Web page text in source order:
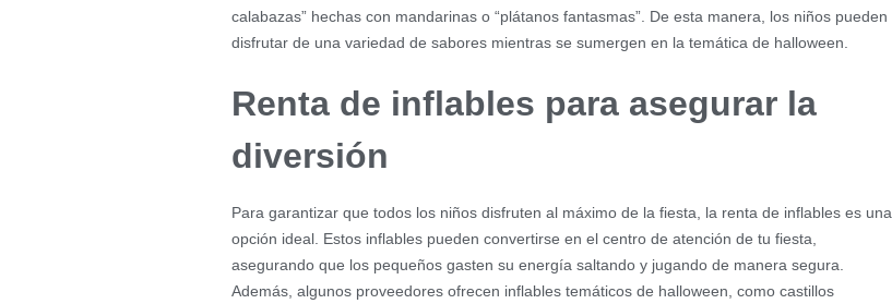
calabazas” hechas con mandarinas o “plátanos fantasmas”. De esta manera, los niños pueden
disfrutar de una variedad de sabores mientras se sumergen en la temática de halloween.
Renta de inflables para asegurar la
diversión
Para garantizar que todos los niños disfruten al máximo de la fiesta, la renta de inflables es una
opción ideal. Estos inflables pueden convertirse en el centro de atención de tu fiesta,
asegurando que los pequeños gasten su energía saltando y jugando de manera segura.
Además, algunos proveedores ofrecen inflables temáticos de halloween, como castillos